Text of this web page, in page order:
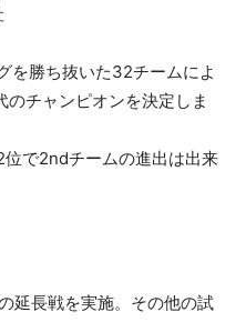
を勝ち抜いた32チームによ
チャンピオンを決定しま
位で2ndチームの進出は出来
延長戦を実施。その他の試